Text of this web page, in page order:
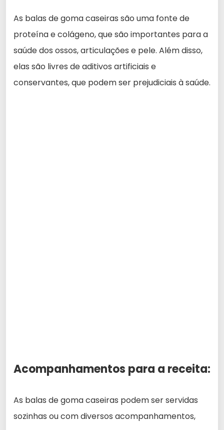
As balas de goma caseiras são uma fonte de
proteína e colágeno, que são importantes para a
saúde dos ossos, articulações e pele. Além disso,
elas são livres de aditivos artificiais e
conservantes, que podem ser prejudiciais à saúde.
Acompanhamentos para a receita:
As balas de goma caseiras podem ser servidas
sozinhas ou com diversos acompanhamentos,